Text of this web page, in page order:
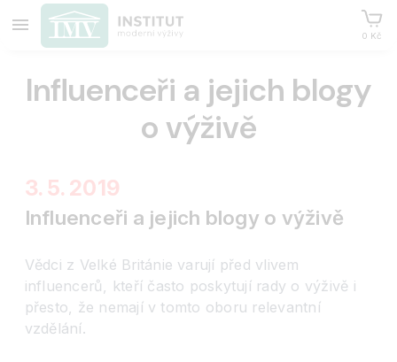
0 Kč
Influenceři a jejich blogy
o výživě
3. 5. 2019
Influenceři a jejich blogy o výživě
Vědci z Velké Británie varují před vlivem
influencerů, kteří často poskytují rady o výživě i
přesto, že nemají v tomto oboru relevantní
vzdělání.